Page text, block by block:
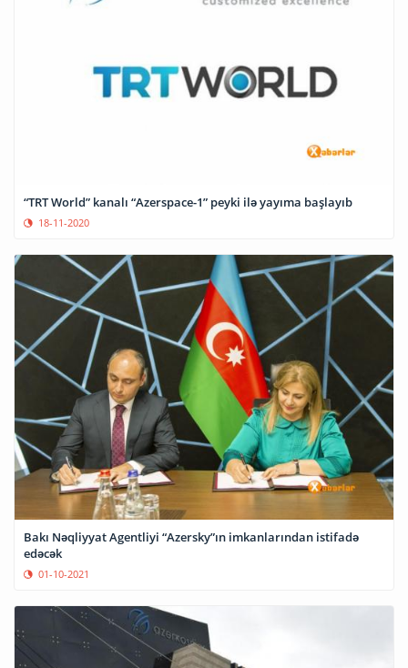
“TRT World” kanalı “Azerspace-1” peyki ilə yayıma başlayıb
18-11-2020
Bakı Nəqliyyat Agentliyi “Azersky”ın imkanlarından istifadə
edəcək
01-10-2021